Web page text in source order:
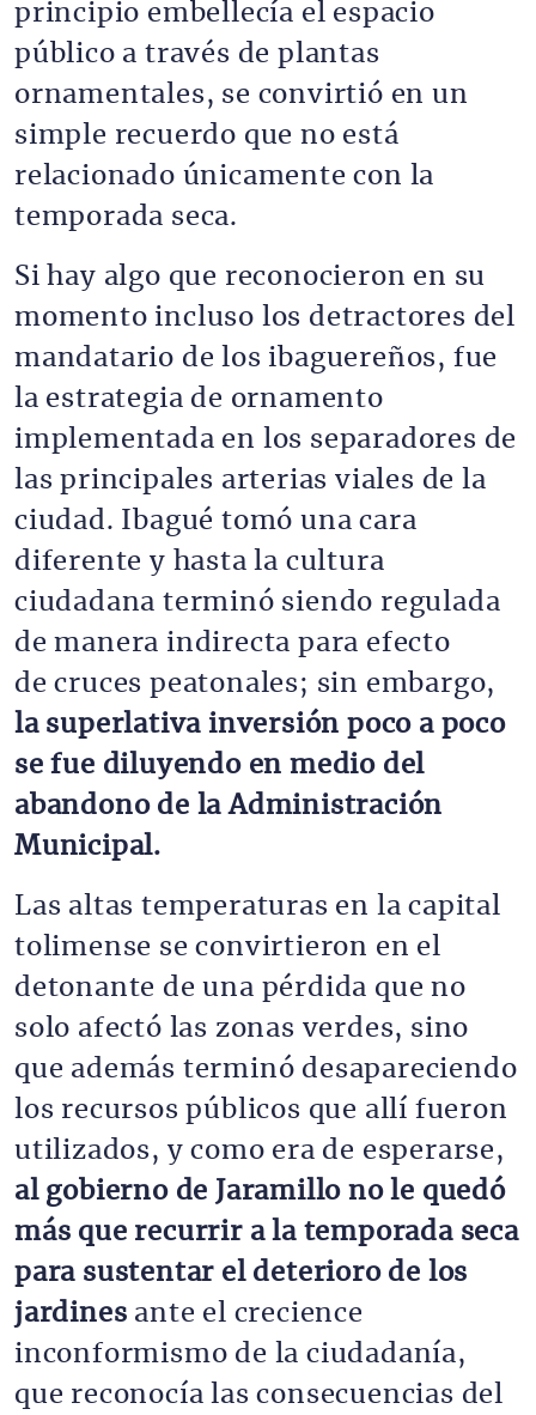
principio embellecía el espacio
público a través de plantas
ornamentales, se convirtió en un
simple recuerdo que no está
relacionado únicamente con la
temporada seca.
Si hay algo que reconocieron en su
momento incluso los detractores del
mandatario de los ibaguereños, fue
la estrategia de ornamento
implementada en los separadores de
las principales arterias viales de la
ciudad. Ibagué tomó una cara
diferente y hasta la cultura
ciudadana terminó siendo regulada
de manera indirecta para efecto
de cruces peatonales; sin embargo,
la superlativa inversión poco a poco
se fue diluyendo en medio del
abandono de la Administración
Municipal.
Las altas temperaturas en la capital
tolimense se convirtieron en el
detonante de una pérdida que no
solo afectó las zonas verdes, sino
que además terminó desapareciendo
los recursos públicos que allí fueron
utilizados, y como era de esperarse,
al gobierno de Jaramillo no le quedó
más que recurrir a la temporada seca
para sustentar el deterioro de los
jardines ante el crecience
inconformismo de la ciudadanía,
que reconocía las consecuencias del